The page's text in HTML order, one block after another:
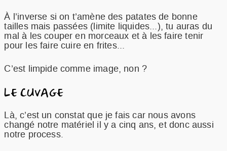
À l’inverse si on t’amène des patates de bonne
tailles mais passées (limite liquides...), tu auras du
mal à les couper en morceaux et à les faire tenir
pour les faire cuire en frites...
C’est limpide comme image, non ?
LE CUVAGE
Là, c’est un constat que je fais car nous avons
changé notre matériel il y a cinq ans, et donc aussi
notre process.